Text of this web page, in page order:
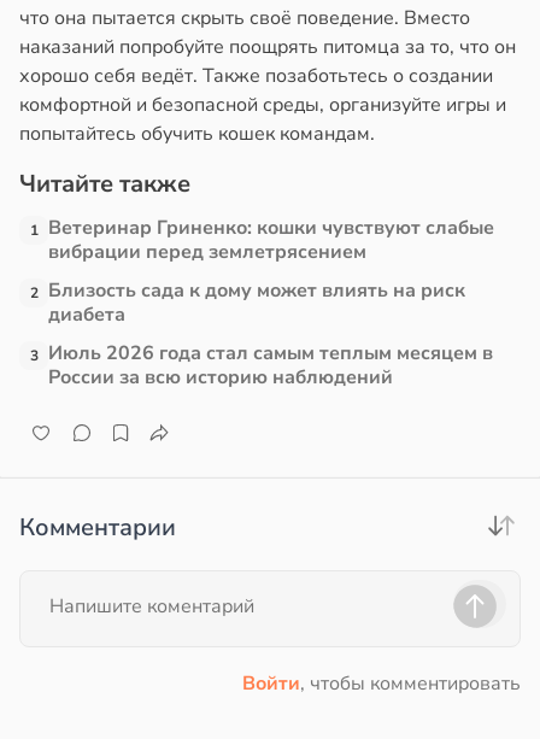
что она пытается скрыть своё поведение. Вместо
наказаний попробуйте поощрять питомца за то, что он
хорошо себя ведёт. Также позаботьтесь о создании
комфортной и безопасной среды, организуйте игры и
попытайтесь обучить кошек командам.
Читайте также
1 Ветеринар Гриненко: кошки чувствуют слабые
вибрации перед землетрясением
2 Близость сада к дому может влиять на риск
диабета
3 Июль 2026 года стал самым теплым месяцем в
России за всю историю наблюдений
Комментарии
Войти, чтобы комментировать